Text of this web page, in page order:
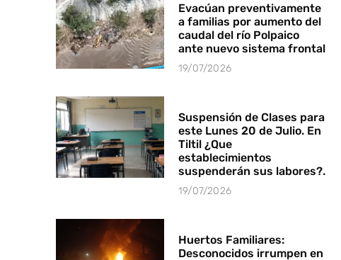
Evacúan preventivamente
a familias por aumento del
caudal del río Polpaico
ante nuevo sistema frontal
19/07/2026
Suspensión de Clases para
este Lunes 20 de Julio. En
Tiltil ¿Que
establecimientos
suspenderán sus labores?.
19/07/2026
Huertos Familiares:
Desconocidos irrumpen en